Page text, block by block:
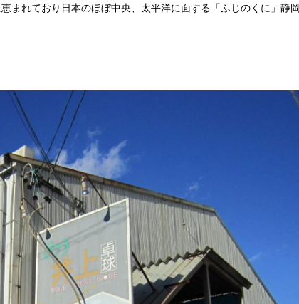
まれており日本のほぼ中央、太平洋に面する「ふじのくに」静